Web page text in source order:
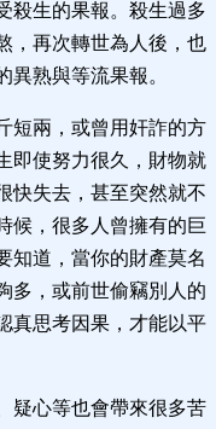
殺生的果報。殺生過多
，再次轉世為人後，也
熟與等流果報。
短兩，或曾用奸詐的方
即使努力很久，財物就
快失去，甚至突然就不
候，很多人曾擁有的巨
知道，當你的財產莫名
多，或前世偷竊別人的
真思考因果，才能以平
疑心等也會帶來很多苦